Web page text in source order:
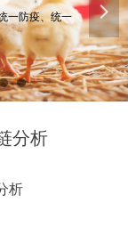
一防疫、统一
넲
分析
析